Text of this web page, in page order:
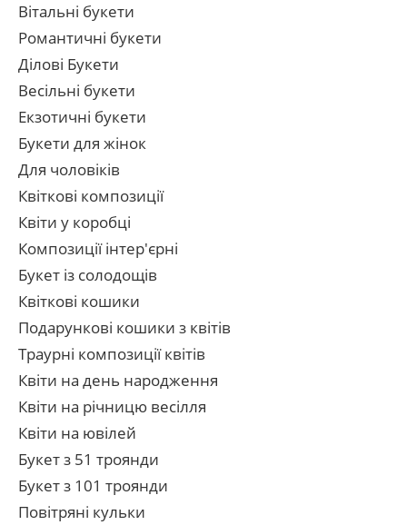
Вітальні букети
Романтичні букети
Ділові Букети
Весільні букети
Екзотичні букети
Букети для жінок
Для чоловіків
Квіткові композиції
Квіти у коробці
Композиції інтер'єрні
Букет із солодощів
Квіткові кошики
Подарункові кошики з квітів
Траурні композиції квітів
Квіти на день народження
Квіти на річницю весілля
Квіти на ювілей
Букет з 51 троянди
Букет з 101 троянди
Повітряні кульки